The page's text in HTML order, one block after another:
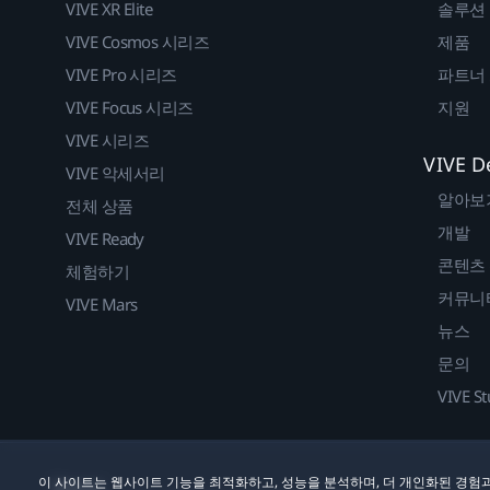
이 사이트는 웹사이트 기능을 최적화하고, 성능을 분석하며, 더 개인화된 경
VIVE XR Elite
VIVE Cosmos 시리즈
VIVE Pro 시리즈
VIVE Focus 시리즈
VIVE 시리즈
VIVE 악세서리
전체 상품
VIVE Ready
체험하기
VIVE Mars
솔루션
제품
파트너
지원
VIVE
알아보
개발
콘텐츠
커뮤니
뉴스
문의
VIVE